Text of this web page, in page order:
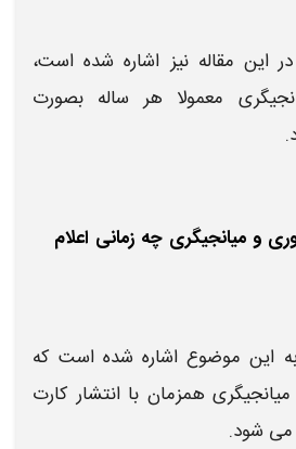
این مقاله نیز اشاره شده است،
معمولا هر ساله بصورت
و میانجیگری چه زمانی اعلام
این موضوع اشاره شده است که
همزمان با انتشار کارت
می شود.